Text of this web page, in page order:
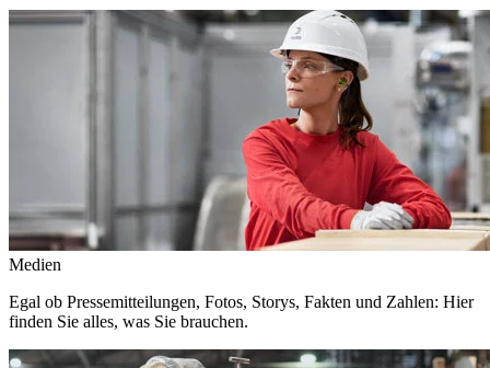
Medien
Egal ob Pressemitteilungen, Fotos, Storys, Fakten und Zahlen: Hier
finden Sie alles, was Sie brauchen.